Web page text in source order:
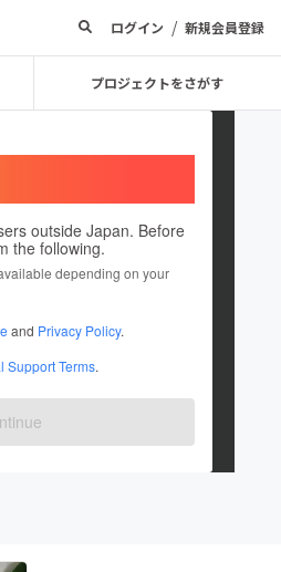
ログイン / 新規会員登録
プロジェクトをさがす
outside Japan. Before
the following.
depending on your
and Privacy Policy.
Support Terms.
を投稿しています